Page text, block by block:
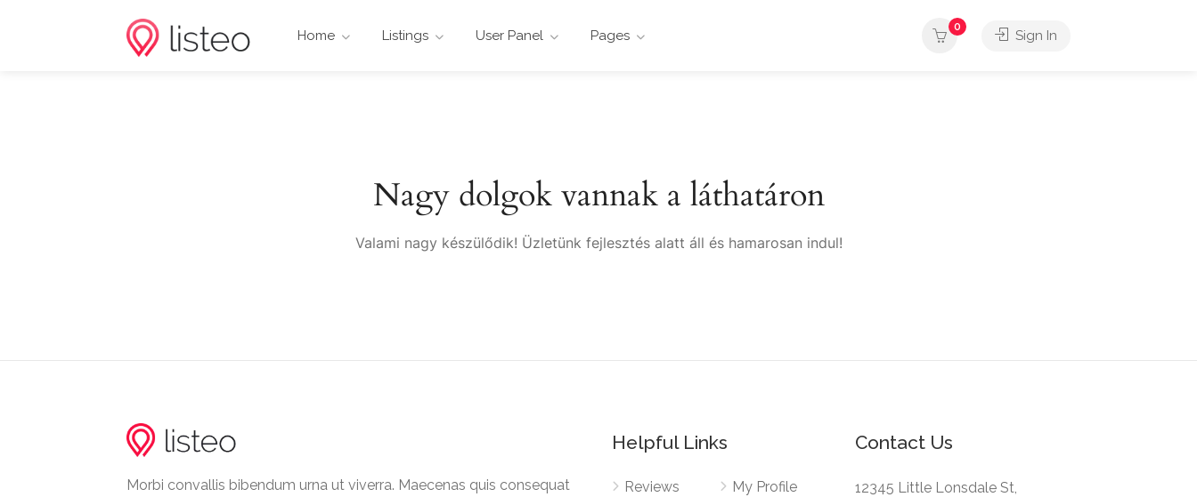
Home Listings User Panel Pages
0
Sign In
Nagy dolgok vannak a láthatáron
Valami nagy készülődik! Üzletünk fejlesztés alatt áll és hamarosan indul!
Morbi convallis bibendum urna ut viverra. Maecenas quis consequat
Helpful Links
Reviews
My Profile
Contact Us
12345 Little Lonsdale St,